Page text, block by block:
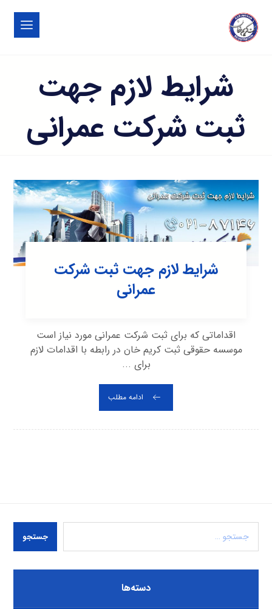
شرایط لازم جهت
ثبت شرکت عمرانی
شرایط لازم جهت ثبت شرکت
عمرانی
اقداماتی که برای ثبت شرکت عمرانی مورد نیاز است
موسسه حقوقی ثبت کریم خان در رابطه با اقدامات لازم
برای ...
ادامه مطلب
جستجو
دسته‌ها